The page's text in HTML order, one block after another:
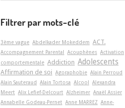
Filtrer par mots-clé
3ème vague Abdelkader Mokeddem ACT.
Accompagnement Parental Acouphènes Activation
comportementale Addiction Adolescents
Affirmation de soi Agoraphobie Alain Perroud
Alain Sauteraud Alain Tortosa Alcool Alexandra
Meert Alix Lefief-Delcourt Alzheimer Anaël Assier
Annabelle Godeau-Pernet Anne MARREZ Anne-